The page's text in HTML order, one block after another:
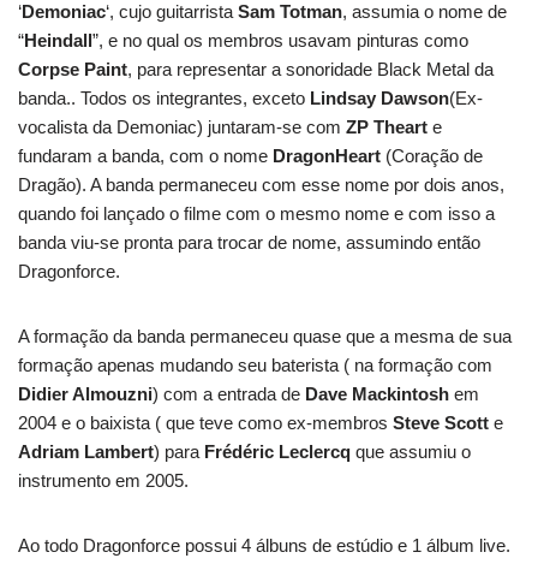
‘Demoniac‘, cujo guitarrista Sam Totman, assumia o nome de
“Heindall”, e no qual os membros usavam pinturas como
Corpse Paint, para representar a sonoridade Black Metal da
banda.. Todos os integrantes, exceto Lindsay Dawson(Ex-
vocalista da Demoniac) juntaram-se com ZP Theart e
fundaram a banda, com o nome DragonHeart (Coração de
Dragão). A banda permaneceu com esse nome por dois anos,
quando foi lançado o filme com o mesmo nome e com isso a
banda viu-se pronta para trocar de nome, assumindo então
Dragonforce.
A formação da banda permaneceu quase que a mesma de sua
formação apenas mudando seu baterista ( na formação com
Didier Almouzni) com a entrada de Dave Mackintosh em
2004 e o baixista ( que teve como ex-membros Steve Scott e
Adriam Lambert) para Frédéric Leclercq que assumiu o
instrumento em 2005.
Ao todo Dragonforce possui 4 álbuns de estúdio e 1 álbum live.